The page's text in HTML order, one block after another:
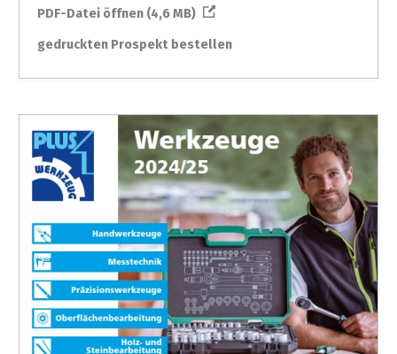
PDF-Datei öffnen (4,6 MB)
gedruckten Prospekt bestellen